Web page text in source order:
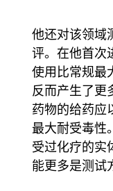
他还对该领域
评。在他首次
使用比常规最
反而产生了更
药物的给药应
最大耐受毒性
受过化疗的实
能更多是测试